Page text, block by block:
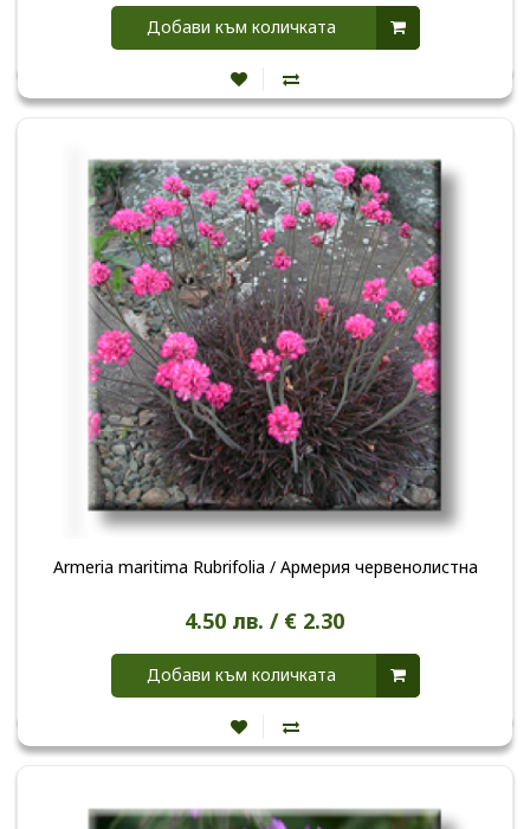
Добави към количката
Armeria maritima Rubrifolia / Армерия червенолистна
4.50 лв. / € 2.30
Добави към количката